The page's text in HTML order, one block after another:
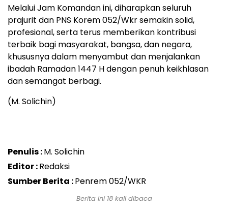
Melalui Jam Komandan ini, diharapkan seluruh
prajurit dan PNS Korem 052/Wkr semakin solid,
profesional, serta terus memberikan kontribusi
terbaik bagi masyarakat, bangsa, dan negara,
khususnya dalam menyambut dan menjalankan
ibadah Ramadan 1447 H dengan penuh keikhlasan
dan semangat berbagi.
(M. Solichin)
Penulis :M. Solichin
Editor :Redaksi
Sumber Berita :Penrem 052/WKR
Berita ini 18 kali dibaca